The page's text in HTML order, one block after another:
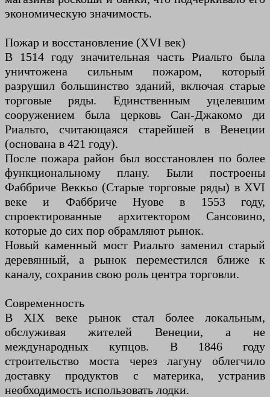
экономическую значимость.
Пожар и восстановление (XVI век)
В 1514 году значительная часть Риальто была
уничтожена сильным пожаром, который
разрушил большинство зданий, включая старые
торговые ряды. Единственным уцелевшим
сооружением была церковь Сан-Джакомо ди
Риальто, считающаяся старейшей в Венеции
(основана в 421 году).
После пожара район был восстановлен по более
функциональному плану. Были построены
Фаббриче Веккьо (Старые торговые ряды) в XVI
веке и Фаббриче Нуове в 1553 году,
спроектированные архитектором Сансовино,
которые до сих пор обрамляют рынок.
Новый каменный мост Риальто заменил старый
деревянный, а рынок переместился ближе к
каналу, сохранив свою роль центра торговли.
Современность
В XIX веке рынок стал более локальным,
обслуживая жителей Венеции, а не
международных купцов. В 1846 году
строительство моста через лагуну облегчило
доставку продуктов с материка, устранив
необходимость использовать лодки.